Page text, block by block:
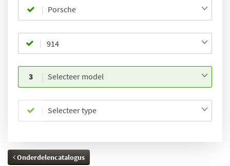
Porsche
3 Selecteer model
Selecteer type
Onderdelencatalogus